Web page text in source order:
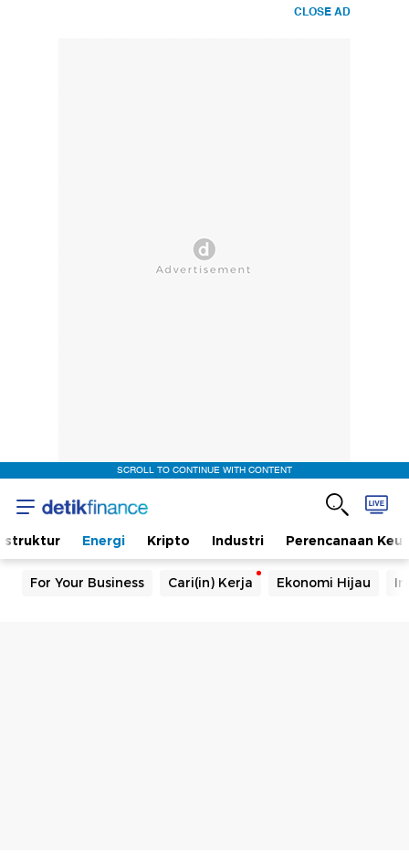
CLOSE AD
SCROLL TO CONTINUE WITH CONTENT
Energi Kripto Industri Perencanaan
For Your Business Cari(in) Kerja Ekonomi Hijau